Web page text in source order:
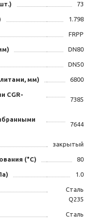
73
1.798
FRPP
DN80
DN50
мм) 6800
CGR-
7385
7644
закрытый
(°C) 80
1.0
Сталь
Q235
Сталь